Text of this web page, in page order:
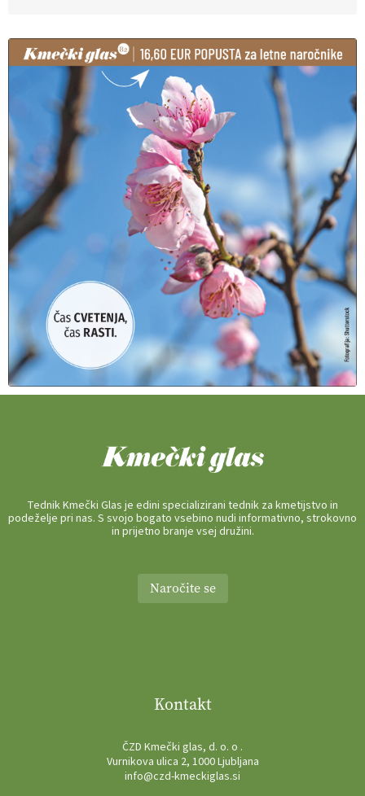
Tednik Kmečki Glas je edini specializirani tednik za kmetijstvo in
podeželje pri nas. S svojo bogato vsebino nudi informativno, strokovno
in prijetno branje vsej družini.
Naročite se
Kontakt
ČZD Kmečki glas, d. o. o .
Vurnikova ulica 2, 1000 Ljubljana
info@czd-kmeckiglas.si